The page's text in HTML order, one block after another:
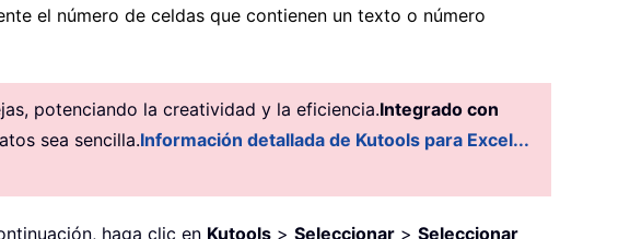
el número de celdas que contienen un texto o número
potenciando la creatividad y la eficiencia.Integrado con
sea sencilla.Información detallada de Kutools para Excel...
haga clic en Kutools > Seleccionar > Seleccionar